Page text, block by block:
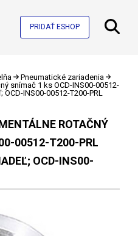
PRIDAŤ ESHOP
Pneumatické zariadenia
snímač 1 ks OCD-INS00-00512-
INS00-00512-T200-PRL
ROTAČNÝ
00512-T200-PRL
OCD-INS00-